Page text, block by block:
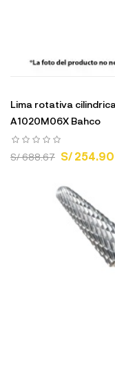
Lima rotativa
A1020M06X Bahco
S/ 688.67 S/ 254.90